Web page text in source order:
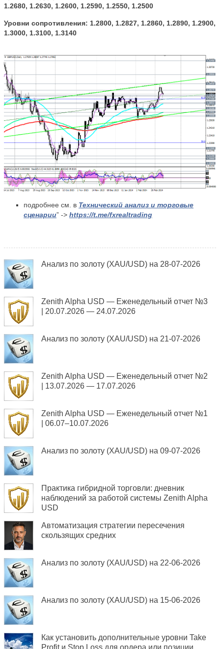
1.2680, 1.2630, 1.2600, 1.2590, 1.2550, 1.2500
Уровни сопротивления: 1.2800, 1.2827, 1.2860, 1.2890, 1.2900,
1.3000, 1.3100, 1.3140
подробнее см. в Технический анализ и торговые
сценарии” -> https://t.me/fxrealtrading
Анализ по золоту (XAU/USD) на 28-07-2026
Zenith Alpha USD — Еженедельный отчет №3
| 20.07.2026 — 24.07.2026
Анализ по золоту (XAU/USD) на 21-07-2026
Zenith Alpha USD — Еженедельный отчет №2
| 13.07.2026 — 17.07.2026
Zenith Alpha USD — Еженедельный отчет №1
| 06.07–10.07.2026
Анализ по золоту (XAU/USD) на 09-07-2026
Практика гибридной торговли: дневник
наблюдений за работой системы Zenith Alpha
USD
Автоматизация стратегии пересечения
скользящих средних
Анализ по золоту (XAU/USD) на 22-06-2026
Анализ по золоту (XAU/USD) на 15-06-2026
Как установить дополнительные уровни Take